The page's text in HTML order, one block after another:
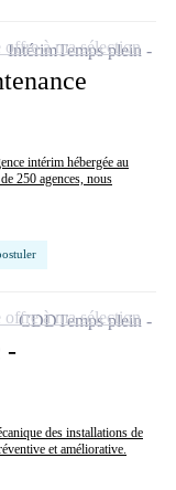
intérim hébergée au
250 agences, nous
IntérimTemps plein
offre à ma sélection
-
des installations de
et améliorative.
CDDTemps plein
offre à ma sélection